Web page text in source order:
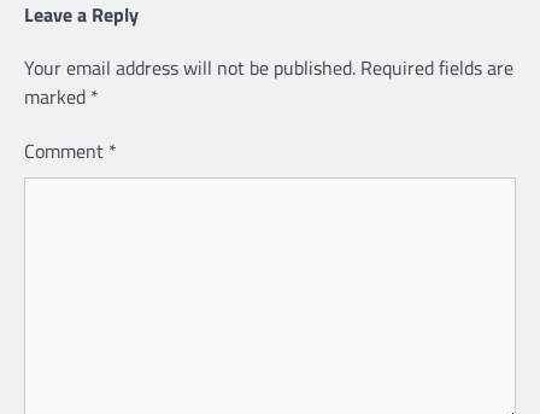
Leave a Reply
Your email address will not be published. Required fields are
marked *
Comment *